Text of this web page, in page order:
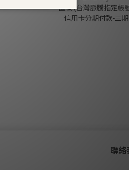
匯款 (台灣脈騰指定帳
信用卡分期付款-三期
聯絡